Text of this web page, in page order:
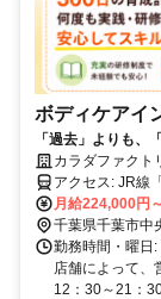
ボディケアイ
「過去」よりも、
あなたの“想い”を
カラダファク
アクセ
月給224,000円
千葉県千葉市中
勤務時間・曜日
店舗によって、
12：30～21：